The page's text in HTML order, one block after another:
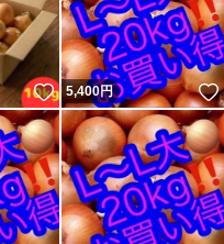
いいね！
5,400円